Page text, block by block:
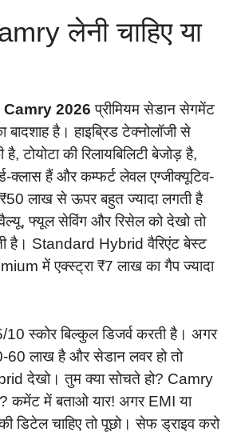
लेनी चाहिए या
2026 प्रीमियम सेडान सेगमेंट
है। हाइब्रिड टेक्नोलॉजी से
टोयोटा की रिलायबिलिटी बेजोड़ है,
क्लास हैं और कम्फर्ट लेवल एग्जीक्यूटिव-
लाख से ऊपर बहुत ज्यादा लगती है
फ्यूल सेविंग और रिसेल को देखो तो
है। Standard Hybrid वैरिएंट बेस्ट
में एक्स्ट्रा ₹7 लाख का गैप ज्यादा
स्कोर बिल्कुल डिजर्व करती है। अगर
60 लाख है और सेडान लवर हो तो
देखो। तुम क्या सोचते हो? Camry
कमेंट में बताओ यार! अगर EMI या
डिटेल चाहिए तो पूछो। सेफ ड्राइव करो